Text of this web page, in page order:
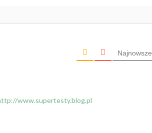
Najnowsze
www.supertesty.blog.pl